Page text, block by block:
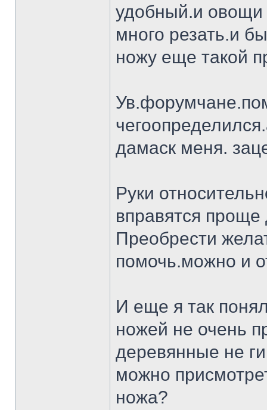
удобный.и овощи
много резать.и
ножу еще такой
дамаск меня.
Руки
вправятся
Преобрести
помочь.можно и
И еще я так
ножей не очень
деревянные не
можно
ножа?